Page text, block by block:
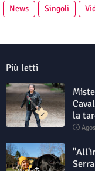
News
Singoli
Più letti
la